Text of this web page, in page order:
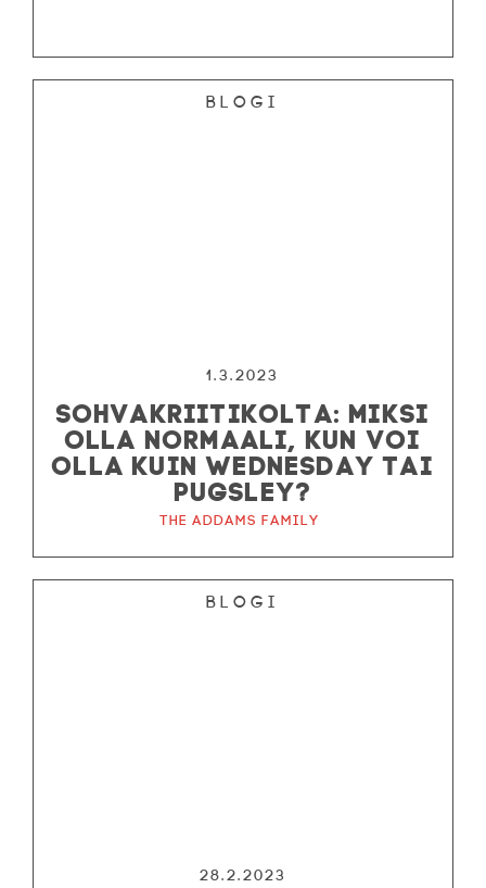
Blogi
1.3.2023
SOHVAKRIITIKOLTA: MIKSI
OLLA NORMAALI, KUN VOI
OLLA KUIN WEDNESDAY TAI
PUGSLEY?
The Addams Family
Blogi
28.2.2023